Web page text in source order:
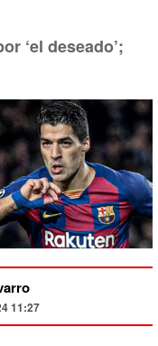
‘el deseado’;
11:27